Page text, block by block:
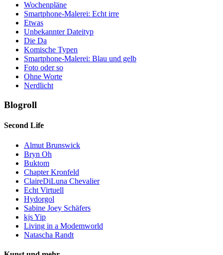
Wochenpläne
Smartphone-Malerei: Echt irre
Etwas
Unbekannter Dateityp
Die Da
Komische Typen
Smartphone-Malerei: Blau und gelb
Foto oder so
Ohne Worte
Nerdlicht
Blogroll
Second Life
Almut Brunswick
Bryn Oh
Buktom
Chapter Kronfeld
ClaireDiLuna Chevalier
Echt Virtuell
Hydorgol
Sabine Joey Schäfers
kjs Yip
Living in a Modemworld
Natascha Randt